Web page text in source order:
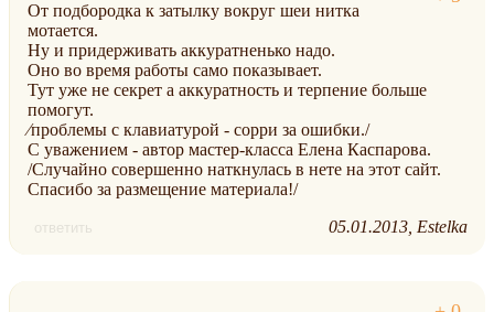
От подбородка к затылку вокруг шеи нитка
мотается.
Ну и придерживать аккуратненько надо.
Оно во время работы само показывает.
Тут уже не секрет а аккуратность и терпение больше
помогут.
⁄проблемы с клавиатурой - сорри за ошибки./
С уважением - автор мастер-класса Елена Каспарова.
/Случайно совершенно наткнулась в нете на этот сайт.
Спасибо за размещение материала!/
ответить 05.01.2013 Estelka